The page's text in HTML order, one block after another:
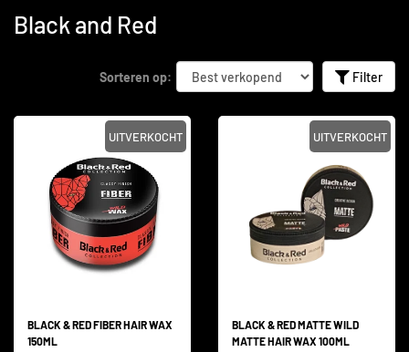
Black and Red
Sorteren op: Filter
UITVERKOCHT
BLACK & RED FIBER HAIR WAX
150ML
UITVERKOCHT
BLACK & RED MATTE WILD
MATTE HAIR WAX 100ML